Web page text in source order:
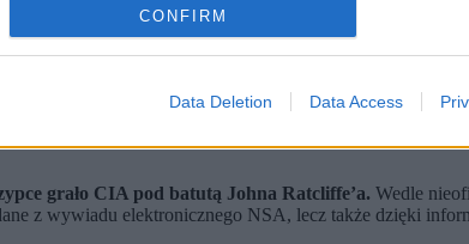
CONFIRM
Data Deletion Data Access
kluczową rolę w operacjach przeciw Iranowi,
dostarczając dane umożliwiające precyzyjne
Chiny – agencja intensyfikuje działania wymierzone w
kluczową rolę w serii operacji, które odbiły się
Wenezueli, Nicolása Maduro, przechwyt tankowców
grało CIA pod batutą Johna Ratcliffe’a. Wedle
z wywiadu elektronicznego NSA, lecz także dzięki